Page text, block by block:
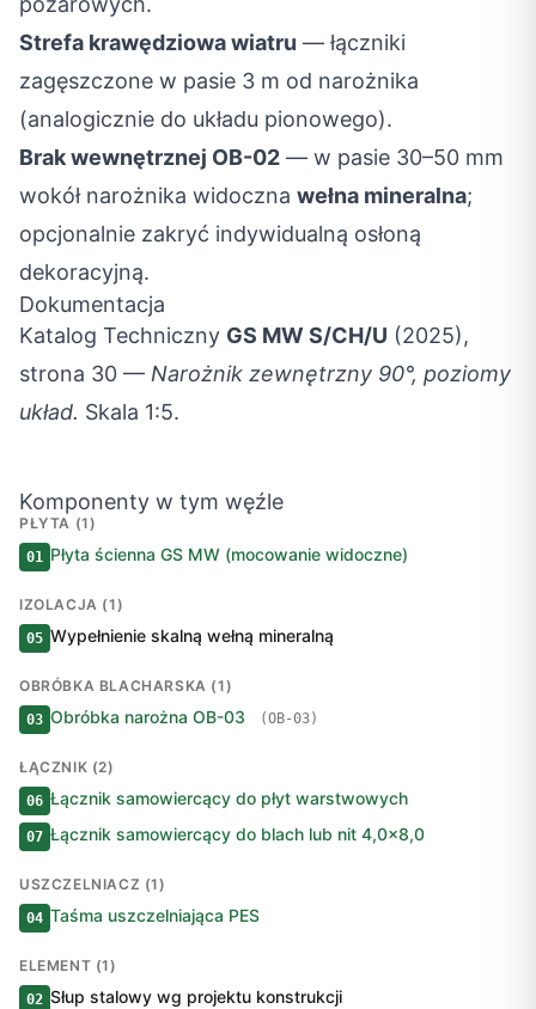
Strefa krawędziowa wiatru — łączniki
zagęszczone w pasie 3 m od narożnika
(analogicznie do układu pionowego).
Brak wewnętrznej OB-02 — w pasie 30–50 mm
wokół narożnika widoczna wełna mineralna;
opcjonalnie zakryć indywidualną osłoną
dekoracyjną.
Dokumentacja
Katalog Techniczny GS MW S/CH/U (2025),
strona 30 — Narożnik zewnętrzny 90°, poziomy
układ. Skala 1:5.
Komponenty w tym węźle
PŁYTA (1)
01 Płyta ścienna GS MW (mocowanie widoczne)
IZOLACJA (1)
05 Wypełnienie skalną wełną mineralną
OBRÓBKA BLACHARSKA (1)
03 Obróbka narożna OB-03 (OB-03)
ŁĄCZNIK (2)
06 Łącznik samowiercący do płyt warstwowych
07 Łącznik samowiercący do blach lub nit 4,0×8,0
USZCZELNIACZ (1)
04 Taśma uszczelniająca PES
ELEMENT (1)
02 Słup stalowy wg projektu konstrukcji